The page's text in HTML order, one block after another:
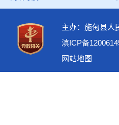
主办：施甸县人
滇ICP备
网站地图